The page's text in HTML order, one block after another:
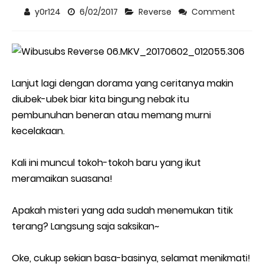
y0r124 6/02/2017 Reverse Comment
Lanjut lagi dengan dorama yang ceritanya makin
diubek-ubek biar kita bingung nebak itu
pembunuhan beneran atau memang murni
kecelakaan.
Kali ini muncul tokoh-tokoh baru yang ikut
meramaikan suasana!
Apakah misteri yang ada sudah menemukan titik
terang? Langsung saja saksikan~
Oke, cukup sekian basa-basinya, selamat menikmati!